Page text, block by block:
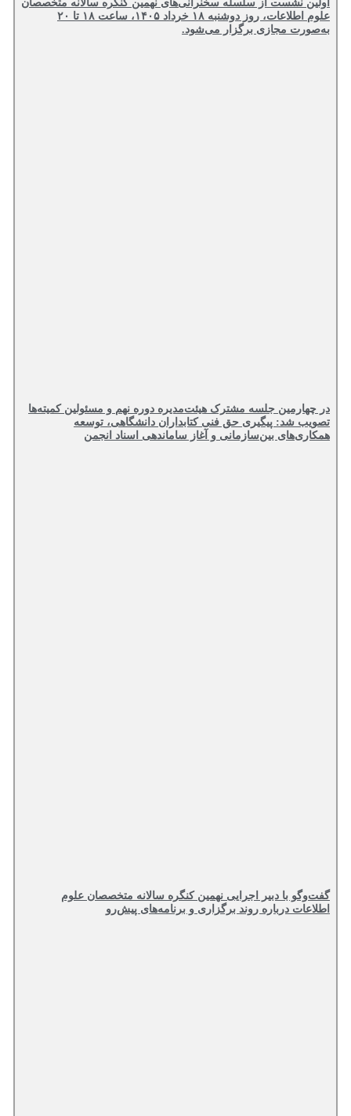
اولین نشست از سلسله سخنرانی‌های نهمین کنگره سالانه متخصصان
علوم اطلاعات، روز دوشنبه ۱۸ خرداد ۱۴۰۵، ساعت ۱۸ تا ۲۰
به‌صورت مجازی برگزار می‌شود.
در چهارمین جلسه مشترک هیئت‌مدیره دوره نهم و مسئولین کمیته‌ها
تصویب شد: پیگیری حق فنی کتابداران دانشگاهی، توسعه
همکاری‌های بین‌سازمانی و آغاز ساماندهی اسناد انجمن
گفت‌وگو با دبیر اجرایی نهمین کنگره سالانه متخصصان علوم
اطلاعات درباره روند برگزاری و برنامه‌های پیش‌رو